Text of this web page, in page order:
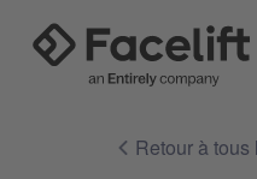
Retour à tous